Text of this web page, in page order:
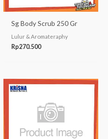
Sg Body Scrub 250 Gr
Lulur & Aromateraphy
Rp270.500